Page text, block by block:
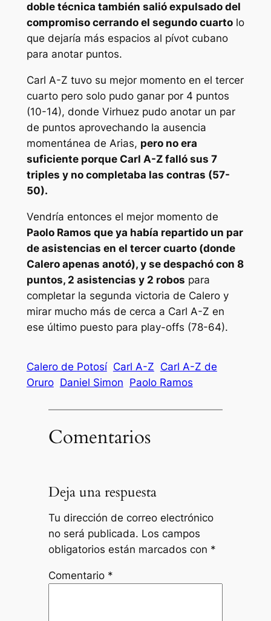
doble técnica también salió expulsado del
compromiso cerrando el segundo cuartolo
que dejaría más espacios al pívot cubano
para anotar puntos.
Carl A-Z tuvo su mejor momento en el tercer
cuarto pero solo pudo ganar por 4 puntos
(10-14), donde Virhuez pudo anotar un par
de puntos aprovechando la ausencia
momentánea de Arias, pero no era
suficiente porque Carl A-Z falló sus 7
triples y no completaba las contras (57-
50).
Vendría entonces el mejor momento de
Paolo Ramos que ya había repartido un par
de asistencias en el tercer cuarto (donde
Calero apenas anotó), y se despachó con 8
puntos, 2 asistencias y 2 robos para
completar la segunda victoria de Calero y
mirar mucho más de cerca a Carl A-Z en
ese último puesto para play-offs (78-64).
Calero de Potosí Carl A-Z Carl A-Z de
Oruro Daniel Simon Paolo Ramos
Comentarios
Deja una respuesta
Tu dirección de correo electrónico
no será publicada. Los campos
obligatorios están marcados con *
Comentario *